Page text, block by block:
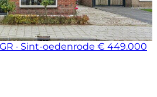
· Sint-oedenrode € 449.000